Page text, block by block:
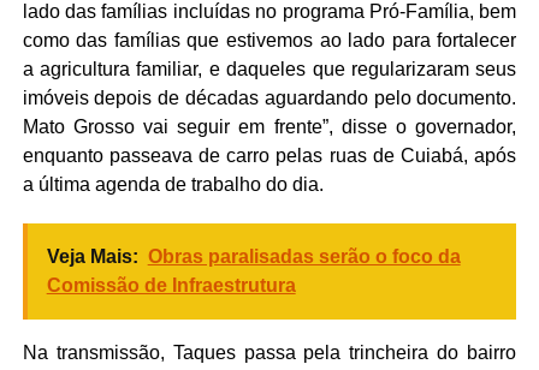
lado das famílias incluídas no programa Pró-Família, bem
como das famílias que estivemos ao lado para fortalecer
a agricultura familiar, e daqueles que regularizaram seus
imóveis depois de décadas aguardando pelo documento.
Mato Grosso vai seguir em frente”, disse o governador,
enquanto passeava de carro pelas ruas de Cuiabá, após
a última agenda de trabalho do dia.
Veja Mais: Obras paralisadas serão o foco da
Comissão de Infraestrutura
Na transmissão, Taques passa pela trincheira do bairro